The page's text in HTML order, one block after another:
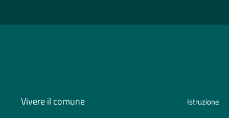
Vivere il comune Istruzione